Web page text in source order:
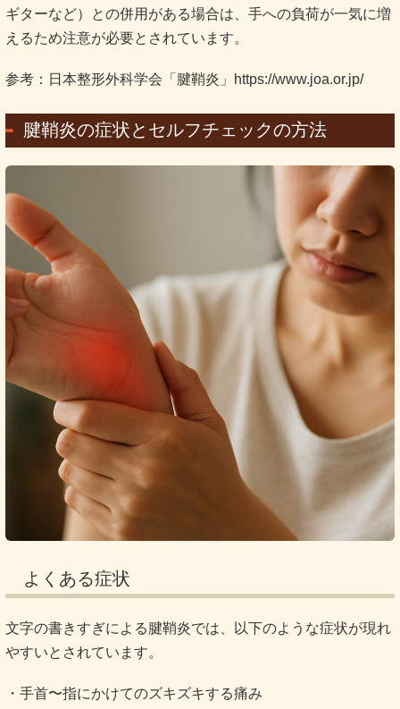
ギターなど）との併用がある場合は、手への負荷が一気に増
えるため注意が必要とされています。
参考：日本整形外科学会「腱鞘炎」https://www.joa.or.jp/
腱鞘炎の症状とセルフチェックの方法
よくある症状
文字の書きすぎによる腱鞘炎では、以下のような症状が現れ
やすいとされています。
・手首〜指にかけてのズキズキする痛み